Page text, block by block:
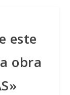
este
obra